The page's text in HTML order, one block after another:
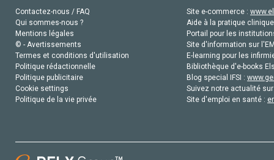
Contactez-nous / FAQ
Qui sommes-nous ?
Mentions légales
© - Avertissements
Termes et conditions d'utilisation
Politique rédactionnelle
Politique publicitaire
Cookie settings
Politique de la vie privée
Site e-commerce :
Aide à la pratique
Portail pour les
Site d'information sur
E-learning pour les
Bibliothèque d'e-books
Blog special IFSI :
Suivez notre actualité
Site d'emploi en santé :